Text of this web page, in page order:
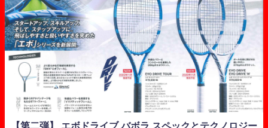
【第二弾】 エボドライブ バボラ スペックとテクノロジー